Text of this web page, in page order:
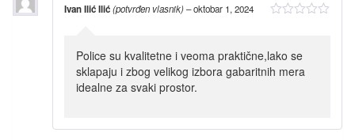
Ivan Ilić Ilić(potvrđen vlasnik)–oktobar 1, 2024
Police su kvalitetne i veoma praktične,lako se
sklapaju i zbog velikog izbora gabaritnih mera
idealne za svaki prostor.